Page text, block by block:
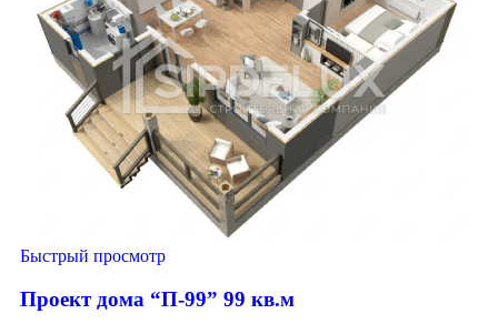
Быстрый просмотр
Проект дома “П-99” 99 кв.м